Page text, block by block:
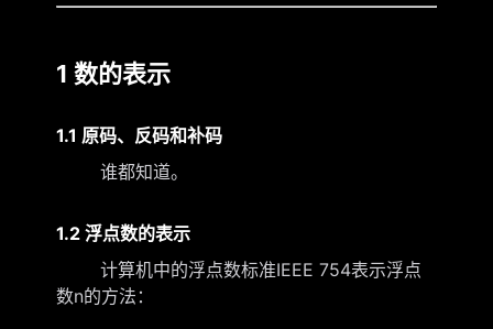
1 数的表示
1.1 原码、反码和补码
谁都知道。
1.2 浮点数的表示
计算机中的浮点数标准IEEE 754表示浮点
数n的方法：